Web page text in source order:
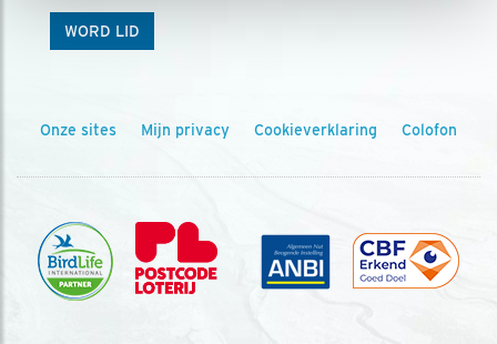
WORD LID
Onze sites Mijn privacy Cookieverklaring Colofon